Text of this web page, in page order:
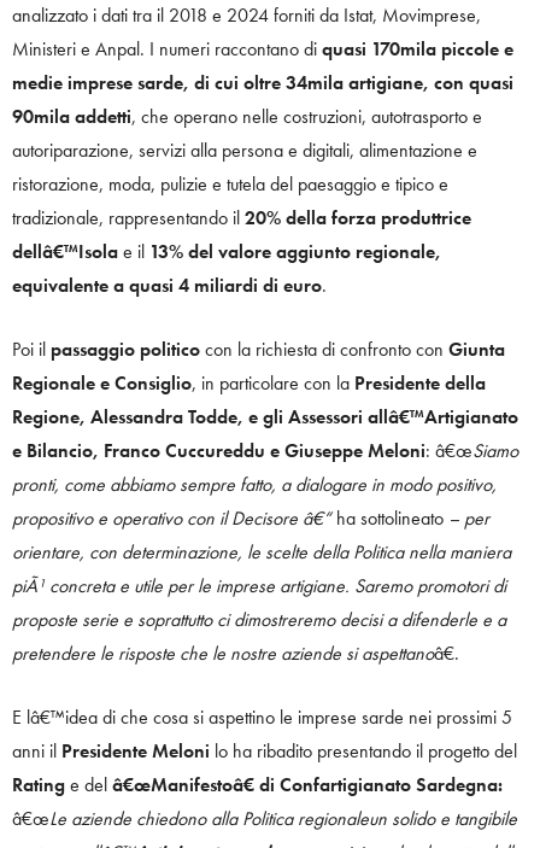
analizzato i dati tra il 2018 e 2024 forniti da Istat, Movimprese,
Ministeri e Anpal. I numeri raccontano diquasi 170mila piccole e
medie imprese sarde, di cui oltre 34mila artigiane, con quasi
90mila addetti, che operano nelle costruzioni, autotrasporto e
autoriparazione, servizi alla persona e digitali, alimentazione e
ristorazione, moda, pulizie e tutela del paesaggio e tipico e
tradizionale, rappresentando il20% della forza produttrice
dellâ€™Isolae il 13% del valore aggiunto regionale,
equivalente a quasi 4 miliardi di euro.
Poi il passaggio politicocon la richiesta di confronto con Giunta
Regionale e Consiglio, in particolare con la Presidente della
Regione, Alessandra Todde, e gli Assessori allâ€™Artigianato
e Bilancio, Franco Cuccureddu e Giuseppe Meloni: â€œSiamo
pronti, come abbiamo sempre fatto, a dialogare in modo positivo,
propositivo e operativo con il Decisore â€“ha sottolineato – per
orientare, con determinazione, le scelte della Politica nella maniera
piÃ¹ concreta e utile per le imprese artigiane. Saremo promotori di
proposte serie e soprattutto ci dimostreremo decisi a difenderle e a
pretendere le risposte che le nostre aziende si aspettanoâ€.
E lâ€™idea di che cosa si aspettino le imprese sarde nei prossimi 5
anni il Presidente Meloni lo ha ribadito presentando il progetto del
Ratinge delâ€œManifestoâ€ di Confartigianato Sardegna:
â€œLe aziende chiedono alla Politica regionaleun solido e tangibile